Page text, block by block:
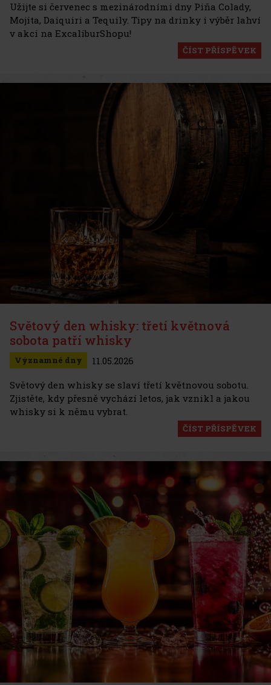
Užijte si červenec s mezinárodními dny Piña Colady,
Mojita, Daiquiri a Tequily. Tipy na drinky i výběr lahví
v akci na ExcaliburShopu!
ČÍST PŘÍSPĚVEK
Světový den whisky: třetí květnová
sobota patří whisky
Významné dny 11.05.2026
Světový den whisky se slaví třetí květnovou sobotu.
Zjistěte, kdy přesně vychází letos, jak vznikl a jakou
whisky si k němu vybrat.
ČÍST PŘÍSPĚVEK